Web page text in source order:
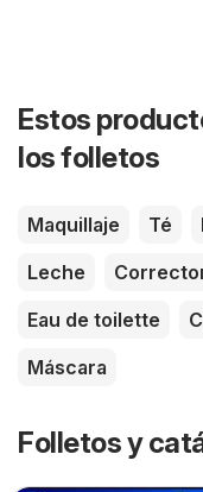
Estos
los folletos
Maquillaje Té
Leche
Eau de toilette
Máscara
Folletos y